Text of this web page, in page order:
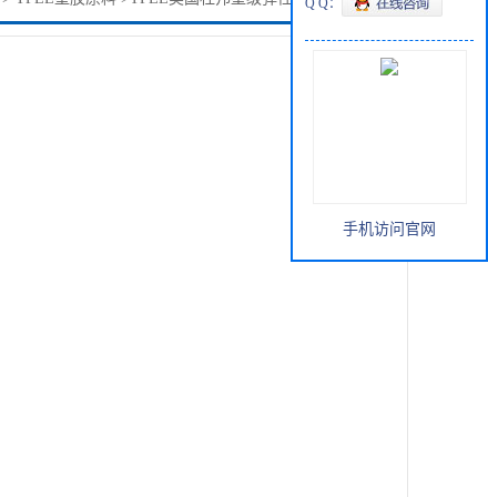
Q Q：
手机访问官网